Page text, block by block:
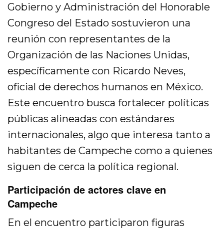
Gobierno y Administración del Honorable
Congreso del Estado sostuvieron una
reunión con representantes de la
Organización de las Naciones Unidas,
específicamente con Ricardo Neves,
oficial de derechos humanos en México.
Este encuentro busca fortalecer políticas
públicas alineadas con estándares
internacionales, algo que interesa tanto a
habitantes de Campeche como a quienes
siguen de cerca la política regional.
Participación de actores clave en
Campeche
En el encuentro participaron figuras